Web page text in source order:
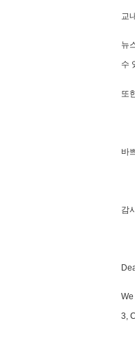
교
뉴
수
또
바
감
3,